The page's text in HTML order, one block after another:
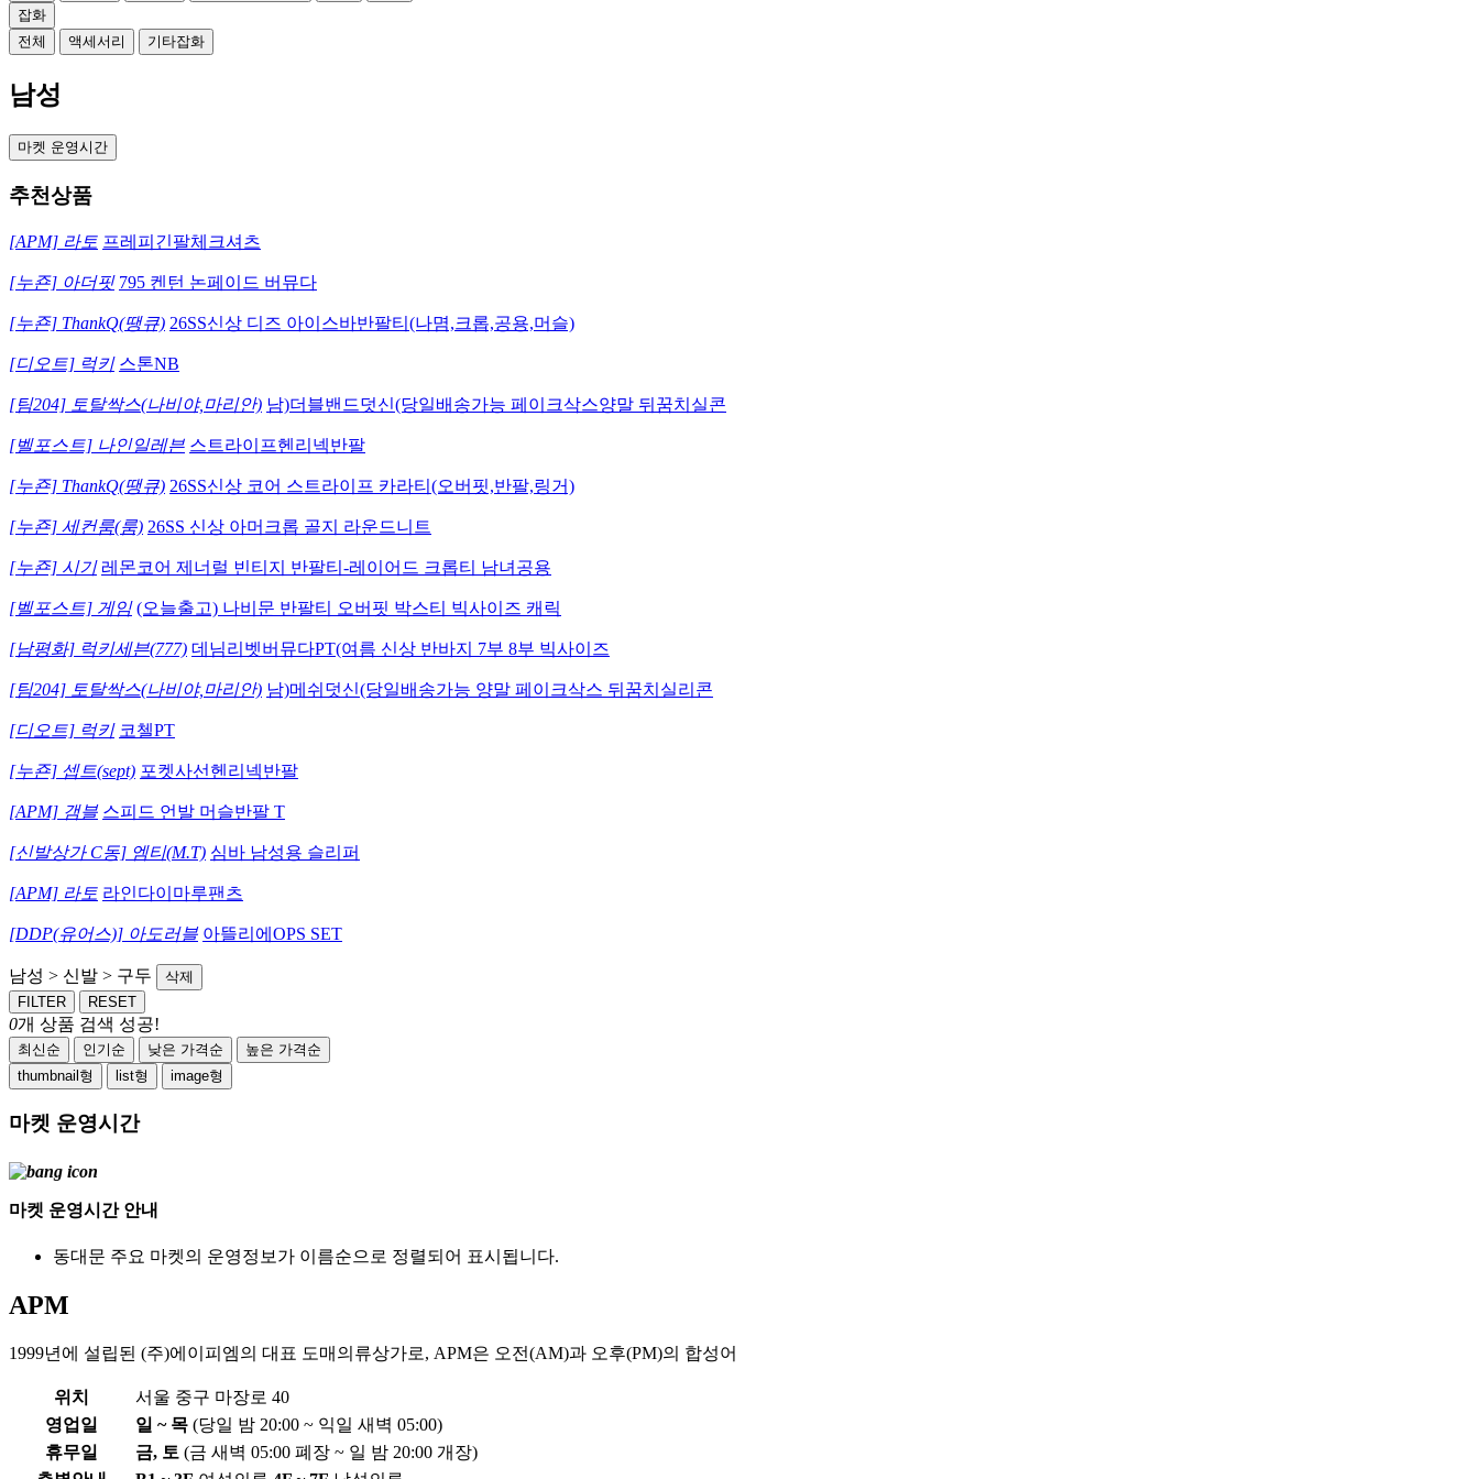
잡화
전체
액세서리 기타잡화
남성
마켓 운영시간
추천상품
[APM] 라토 프레피긴팔체크셔츠
[누죤] 아더핏 795 켄턴 논페이드 버뮤다
[누죤] ThankQ(땡큐) 26SS신상 디즈 아이스바반팔티(나몀,크롭,공용,머슬)
[디오트] 럭키 스톤NB
[팀204] 토탈싹스(나비야,마리안) 남)더블밴드덧신(당일배송가능 페이크삭스양말 뒤꿈치실콘
[벨포스트] 나인일레븐 스트라이프헨리넥반팔
[누죤] ThankQ(땡큐) 26SS신상 코어 스트라이프 카라티(오버핏,반팔,링거)
[누죤] 세컨룸(룸) 26SS 신상 아머크롭 골지 라운드니트
[누죤] 시기 레몬코어 제너럴 빈티지 반팔티-레이어드 크롭티 남녀공용
[벨포스트] 게임 (오늘출고) 나비문 반팔티 오버핏 박스티 빅사이즈 캐릭
[남평화] 럭키세븐(777) 데님리벳버뮤다PT(여름 신상 반바지 7부 8부 빅사이즈
[팀204] 토탈싹스(나비야,마리안) 남)메쉬덧신(당일배송가능 양말 페이크삭스 뒤꿈치실리콘
[디오트] 럭키 코첼PT
[누죤] 셉트(sept) 포켓사선헨리넥반팔
[APM] 갬블 스피드 언발 머슬반팔 T
[신발상가 C동] 엠티(M.T) 심바 남성용 슬리퍼
[APM] 라토 라인다이마루팬츠
[DDP(유어스)] 아도러블 아뜰리에OPS SET
남성 > 신발 > 구두
삭제
FILTER
RESET
0개 상품 검색 성공!
최신순 인기순 낮은 가격순
높은 가격순
thumbnail형
list형 image형
마켓 운영시간
마켓 운영시간 안내
동대문 주요 마켓의 운영정보가 이름순으로 정렬되어 표시됩니다.
APM
1999년에 설립된 (주)에이피엠의 대표 도매의류상가로, APM은 오전(AM)과 오후(PM)의 합성어
위치
서울 중구 마장로 40
영업일
일 ~ 목 (당일 밤 20:00 ~ 익일 새벽 05:00)
휴무일
금, 토 (금 새벽 05:00 폐장 ~ 일 밤 20:00 개장)